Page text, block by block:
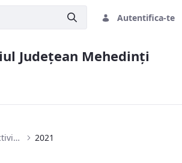
Autentifica-te
Județean Mehedinți
Rapoarte de activitate ale Aparatului de Specialitate al Consiliului Județean Mehedinți 2021